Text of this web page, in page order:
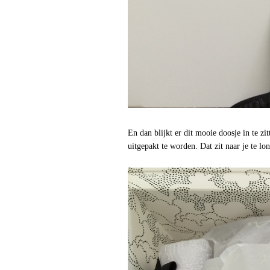
En dan blijkt er dit mooie doosje in te
uitgepakt te worden. Dat zit naar je te